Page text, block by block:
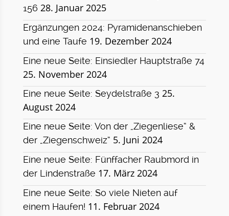
156 28. Januar 2025
Ergänzungen 2024: Pyramidenanschieben
und eine Taufe 19. Dezember 2024
Eine neue Seite: Einsiedler Hauptstraße 74
25. November 2024
Eine neue Seite: Seydelstraße 3 25.
August 2024
Eine neue Seite: Von der „Ziegenliese“ &
der „Ziegenschweiz“ 5. Juni 2024
Eine neue Seite: Fünffacher Raubmord in
der Lindenstraße 17. März 2024
Eine neue Seite: So viele Nieten auf
einem Haufen! 11. Februar 2024